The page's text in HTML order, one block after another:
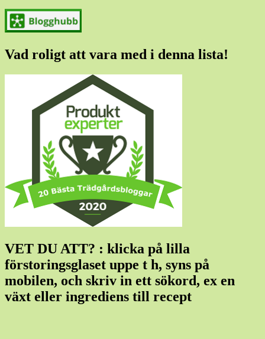
Vad roligt att vara med i denna lista!
VET DU ATT? : klicka på lilla
förstoringsglaset uppe t h, syns på
mobilen, och skriv in ett sökord, ex en
växt eller ingrediens till recept